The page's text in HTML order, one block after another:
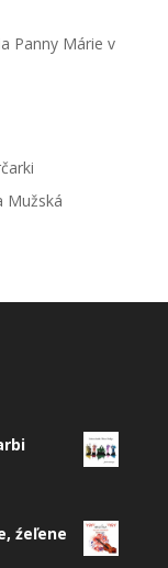
Panny Márie v
Mužská
źeľene